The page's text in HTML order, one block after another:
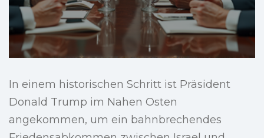
In einem historischen Schritt ist Präsident
Donald Trump im Nahen Osten
angekommen, um ein bahnbrechendes